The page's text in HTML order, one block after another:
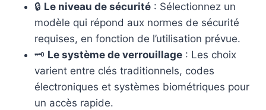
🔒 Le niveau de sécurité : Sélectionnez un
modèle qui répond aux normes de sécurité
requises, en fonction de l’utilisation prévue.
🗝️ Le système de verrouillage : Les choix
varient entre clés traditionnels, codes
électroniques et systèmes biométriques pour
un accès rapide.